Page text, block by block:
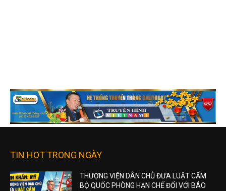
TIN HOT TRONG NGÀY
THƯỢNG VIỆN DÂN CHỦ ĐƯA LUẬT CẤM
BỘ QUỐC PHÒNG HẠN CHẾ ĐỐI VỚI BÁO